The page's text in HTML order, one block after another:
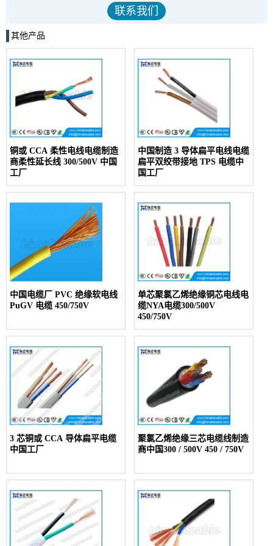
其他产品
铜或 CCA 柔性电线电缆制造
商柔性延长线 300/500V 中国
工厂
中国制造 3 导体扁平电线电缆
扁平双绞带接地 TPS 电缆中
国工厂
中国电缆厂 PVC 绝缘软电线
PuGV 电缆 450/750V
单芯聚氯乙烯绝缘铜芯电线电
缆NYA电缆300/500V
450/750V
3 芯铜或 CCA 导体扁平电缆
中国工厂
聚氯乙烯绝缘三芯电缆线制造
商中国300 / 500V 450 / 750V